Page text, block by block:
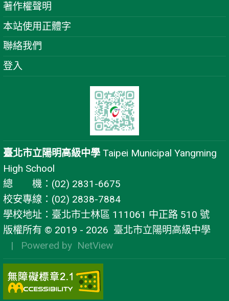
著作權聲明
本站使用正體字
聯絡我們
登入
臺北市立陽明高級中學 Taipei Municipal Yangming
High School
總 機：(02) 2831-6675
校安專線：(02) 2838-7884
學校地址：臺北市士林區 111061 中正路 510 號
版權所有 © 2019 - 2026 臺北市立陽明高級中學
| Powered by NetView